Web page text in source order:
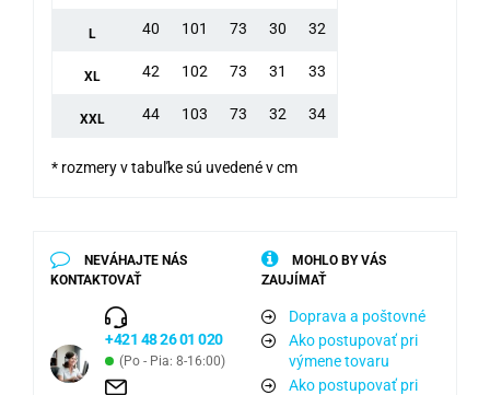
L 40 101 73 30 32
XL 42 102 73 31 33
XXL 44 103 73 32 34
* rozmery v tabuľke sú uvedené v cm
NEVÁHAJTE NÁS
KONTAKTOVAŤ
+421 48 26 01 020
(Po - Pia: 8-16:00)
MOHLO BY VÁS
ZAUJÍMAŤ
Doprava a poštovné
Ako postupovať pri
výmene tovaru
Ako postupovať pri